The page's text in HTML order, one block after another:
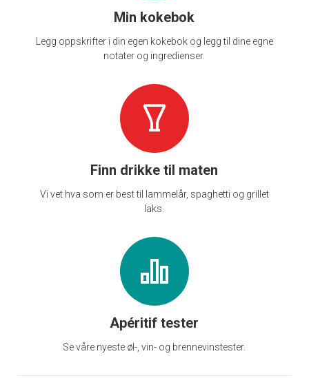
Min kokebok
Legg oppskrifter i din egen kokebok og legg til dine egne
notater og ingredienser.
Finn drikke til maten
Vi vet hva som er best til lammelår, spaghetti og grillet
laks.
Apéritif tester
Se våre nyeste øl-, vin- og brennevinstester.